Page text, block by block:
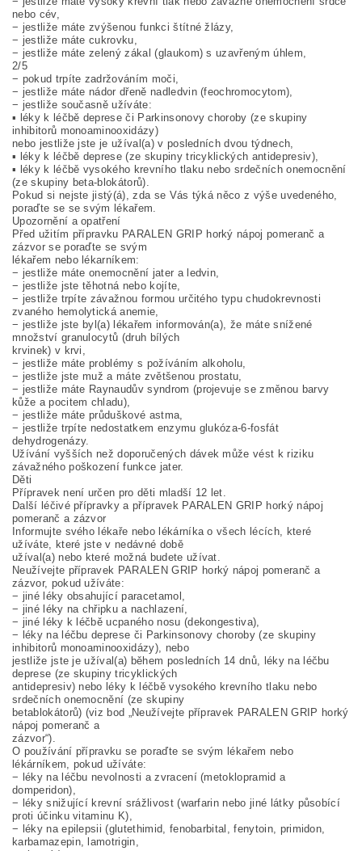
nebo cév,
− jestliže máte zvýšenou funkci štítné žlázy,
− jestliže máte cukrovku,
− jestliže máte zelený zákal (glaukom) s uzavřeným úhlem,
2/5
− pokud trpíte zadržováním moči,
− jestliže máte nádor dřeně nadledvin (feochromocytom),
− jestliže současně užíváte:
▪ léky k léčbě deprese či Parkinsonovy choroby (ze skupiny
inhibitorů monoaminooxidázy)
nebo jestliže jste je užíval(a) v posledních dvou týdnech,
▪ léky k léčbě deprese (ze skupiny tricyklických antidepresiv),
▪ léky k léčbě vysokého krevního tlaku nebo srdečních onemocnění
(ze skupiny beta-blokátorů).
Pokud si nejste jistý(á), zda se Vás týká něco z výše uvedeného,
poraďte se se svým lékařem.
Upozornění a opatření
Před užitím přípravku PARALEN GRIP horký nápoj pomeranč a
zázvor se poraďte se svým
lékařem nebo lékarníkem:
− jestliže máte onemocnění jater a ledvin,
− jestliže jste těhotná nebo kojíte,
− jestliže trpíte závažnou formou určitého typu chudokrevnosti
zvaného hemolytická anemie,
− jestliže jste byl(a) lékařem informován(a), že máte snížené
množství granulocytů (druh bílých
krvinek) v krvi,
− jestliže máte problémy s požíváním alkoholu,
− jestliže jste muž a máte zvětšenou prostatu,
− jestliže máte Raynaudův syndrom (projevuje se změnou barvy
kůže a pocitem chladu),
− jestliže máte průduškové astma,
− jestliže trpíte nedostatkem enzymu glukóza-6-fosfát
dehydrogenázy.
Užívání vyšších než doporučených dávek může vést k riziku
závažného poškození funkce jater.
Děti
Přípravek není určen pro děti mladší 12 let.
Další léčivé přípravky a přípravek PARALEN GRIP horký nápoj
pomeranč a zázvor
Informujte svého lékaře nebo lékárníka o všech lécích, které
užíváte, které jste v nedávné době
užíval(a) nebo které možná budete užívat.
Neužívejte přípravek PARALEN GRIP horký nápoj pomeranč a
zázvor, pokud užíváte:
− jiné léky obsahující paracetamol,
− jiné léky na chřipku a nachlazení,
− jiné léky k léčbě ucpaného nosu (dekongestiva),
− léky na léčbu deprese či Parkinsonovy choroby (ze skupiny
inhibitorů monoaminooxidázy), nebo
jestliže jste je užíval(a) během posledních 14 dnů, léky na léčbu
deprese (ze skupiny tricyklických
antidepresiv) nebo léky k léčbě vysokého krevního tlaku nebo
srdečních onemocnění (ze skupiny
betablokátorů) (viz bod „Neužívejte přípravek PARALEN GRIP horký
nápoj pomeranč a
zázvor“).
O používání přípravku se poraďte se svým lékařem nebo
lékárníkem, pokud užíváte:
− léky na léčbu nevolnosti a zvracení (metoklopramid a
domperidon),
− léky snižující krevní srážlivost (warfarin nebo jiné látky působící
proti účinku vitaminu K),
− léky na epilepsii (glutethimid, fenobarbital, fenytoin, primidon,
karbamazepin, lamotrigin,